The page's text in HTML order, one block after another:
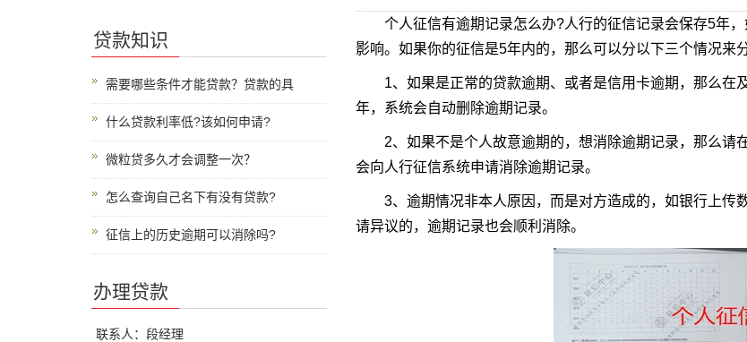
个人征信有逾期记录怎么办?人行的征信记录会保存5年，
影响。如果你的征信是5年内的，那么可以分以下三个情况来分
1、如果是正常的贷款逾期、或者是信用卡逾期，那么在
年，系统会自动删除逾期记录。
2、如果不是个人故意逾期的，想消除逾期记录，那么请
会向人行征信系统申请消除逾期记录。
3、逾期情况非本人原因，而是对方造成的，如银行上传
请异议的，逾期记录也会顺利消除。
贷款知识
需要哪些条件才能贷款？贷款的具
什么贷款利率低?该如何申请?
微粒贷多久才会调整一次？
怎么查询自己名下有没有贷款?
征信上的历史逾期可以消除吗?
办理贷款
联系人：段经理